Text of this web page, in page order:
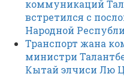
коммуникаций
встретился с
Народной
Транспорт жана
министри
Кытай элчиси Лю